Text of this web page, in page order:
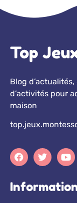
Top
Blog
d’activités pour
maison